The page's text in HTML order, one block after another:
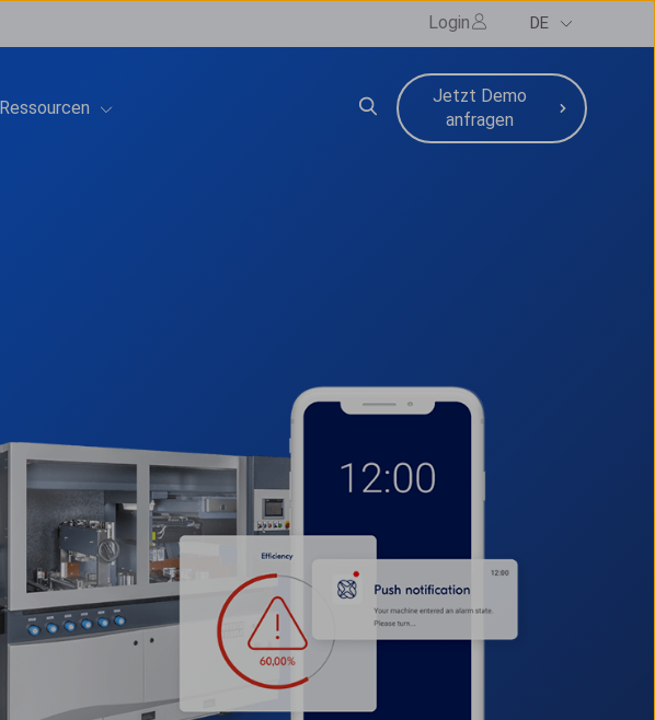
Login DE
Lösungen
submenu for Preise
Ressourcen Show submenu for Ressourcen
Jetzt Demo
anfragen